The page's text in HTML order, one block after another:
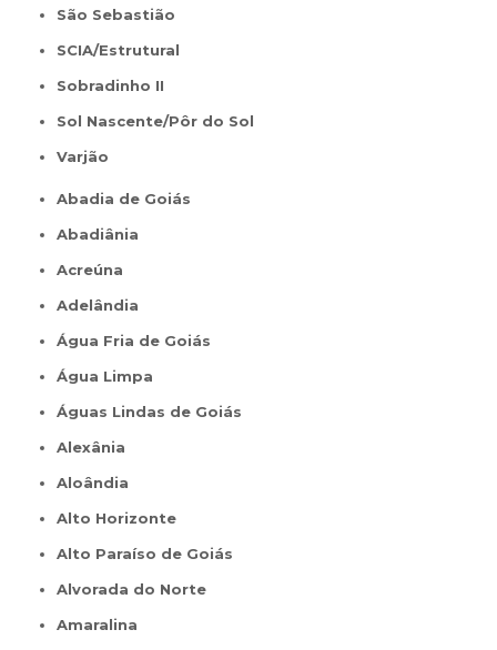
São Sebastião
SCIA/Estrutural
Sobradinho II
Sol Nascente/Pôr do Sol
Varjão
Abadia de Goiás
Abadiânia
Acreúna
Adelândia
Água Fria de Goiás
Água Limpa
Águas Lindas de Goiás
Alexânia
Aloândia
Alto Horizonte
Alto Paraíso de Goiás
Alvorada do Norte
Amaralina